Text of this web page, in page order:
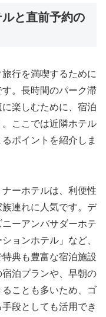
と直前予約の
行を満喫するために
。長時間のパーク滞
楽しむために、宿泊
ここでは近隣ホテル
ポイントを紹介しま
ーホテルは、利便性
連れに人気です。デ
ーアンバサダーホテ
ョンホテル」など、
典も豊富な宿泊施設
泊プランや、早朝の
ことも多いため、ゴ
段としても活用でき